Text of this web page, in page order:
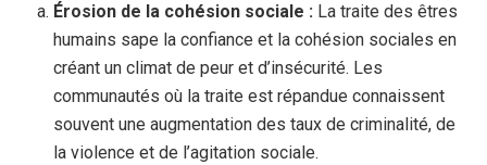
Érosion de la cohésion sociale : La traite des êtres
humains sape la confiance et la cohésion sociales en
créant un climat de peur et d’insécurité. Les
communautés où la traite est répandue connaissent
souvent une augmentation des taux de criminalité, de
la violence et de l’agitation sociale.